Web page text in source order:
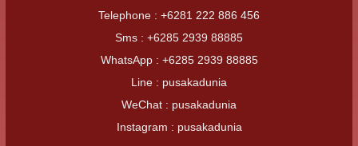
Telephone : +6281 222 886 456
Sms : +6285 2939 88885
WhatsApp : +6285 2939 88885
Line : pusakadunia
WeChat : pusakadunia
Instagram : pusakadunia